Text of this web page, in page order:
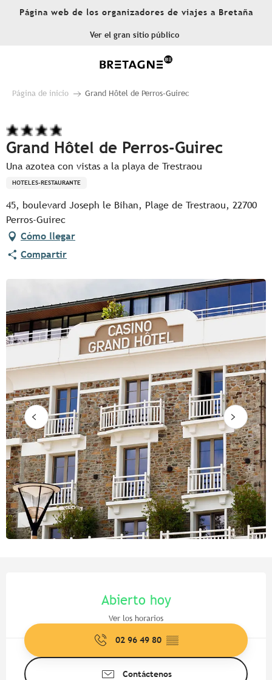
AllerPágina web de los organizadores de viajes a Bretaña
Ver el gran sitio público
Página de inicio Grand Hôtel de Perros-Guirec
Grand Hôtel de Perros-Guirec
Una azotea con vistas a la playa de Trestraou
HOTELES-RESTAURANTE
45, boulevard Joseph le Bihan, Plage de Trestraou, 22700
Perros-Guirec
Cómo llegar
Compartir
Abierto hoy
Ver los horarios
02 96 49 80 ▒▒
Contáctenos